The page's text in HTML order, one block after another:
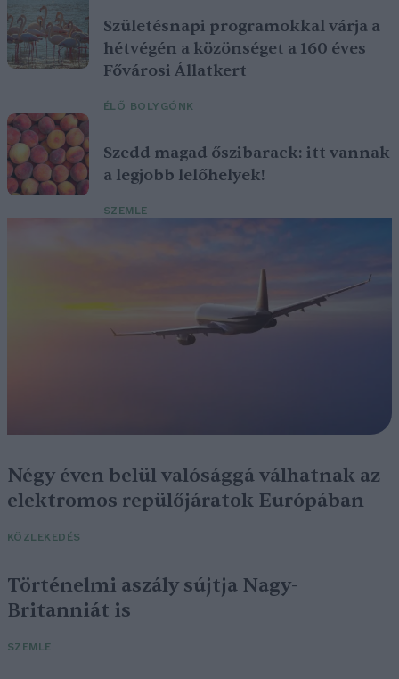
Születésnapi programokkal várja a
hétvégén a közönséget a 160 éves
Fővárosi Állatkert
ÉLŐ BOLYGÓNK
Szedd magad őszibarack: itt vannak
a legjobb lelőhelyek!
SZEMLE
Négy éven belül valósággá válhatnak az
elektromos repülőjáratok Európában
KÖZLEKEDÉS
Történelmi aszály sújtja Nagy-
Britanniát is
SZEMLE